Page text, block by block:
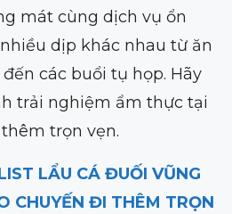
mát cùng dịch vụ ổn
dịp khác nhau từ ăn
các buổi tụ họp. Hãy
trải nghiệm ẩm thực tại
trọn vẹn.
LẨU CÁ ĐUỐI VŨNG
CHUYẾN ĐI THÊM TRỌN